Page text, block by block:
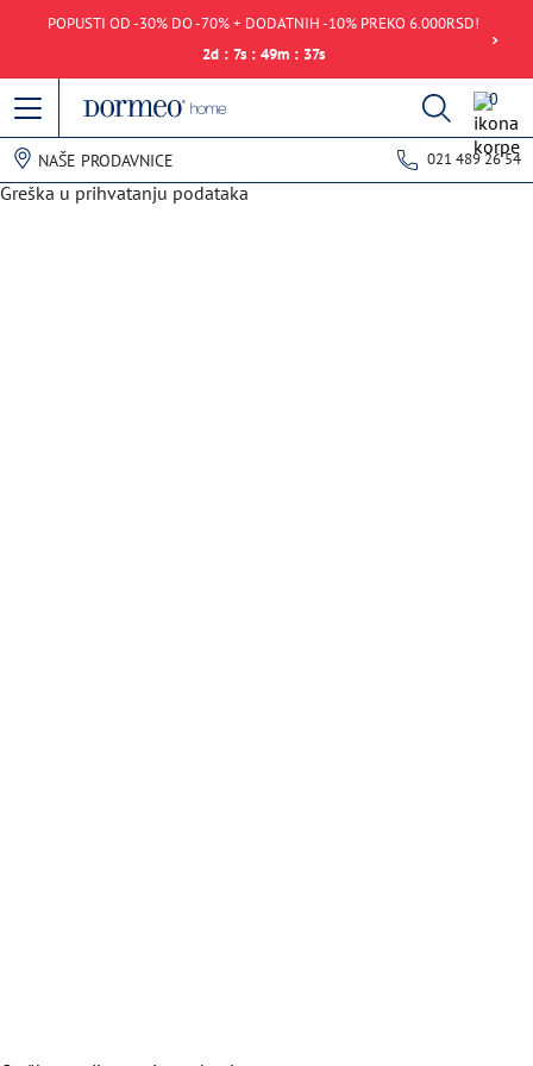
POPUSTI OD -30% DO -70% + DODATNIH -10% PREKO 6.000RSD!
2d : 7s : 49m : 37s
0
NAŠE PRODAVNICE 021 489 26 54
Greška u prihvatanju podataka